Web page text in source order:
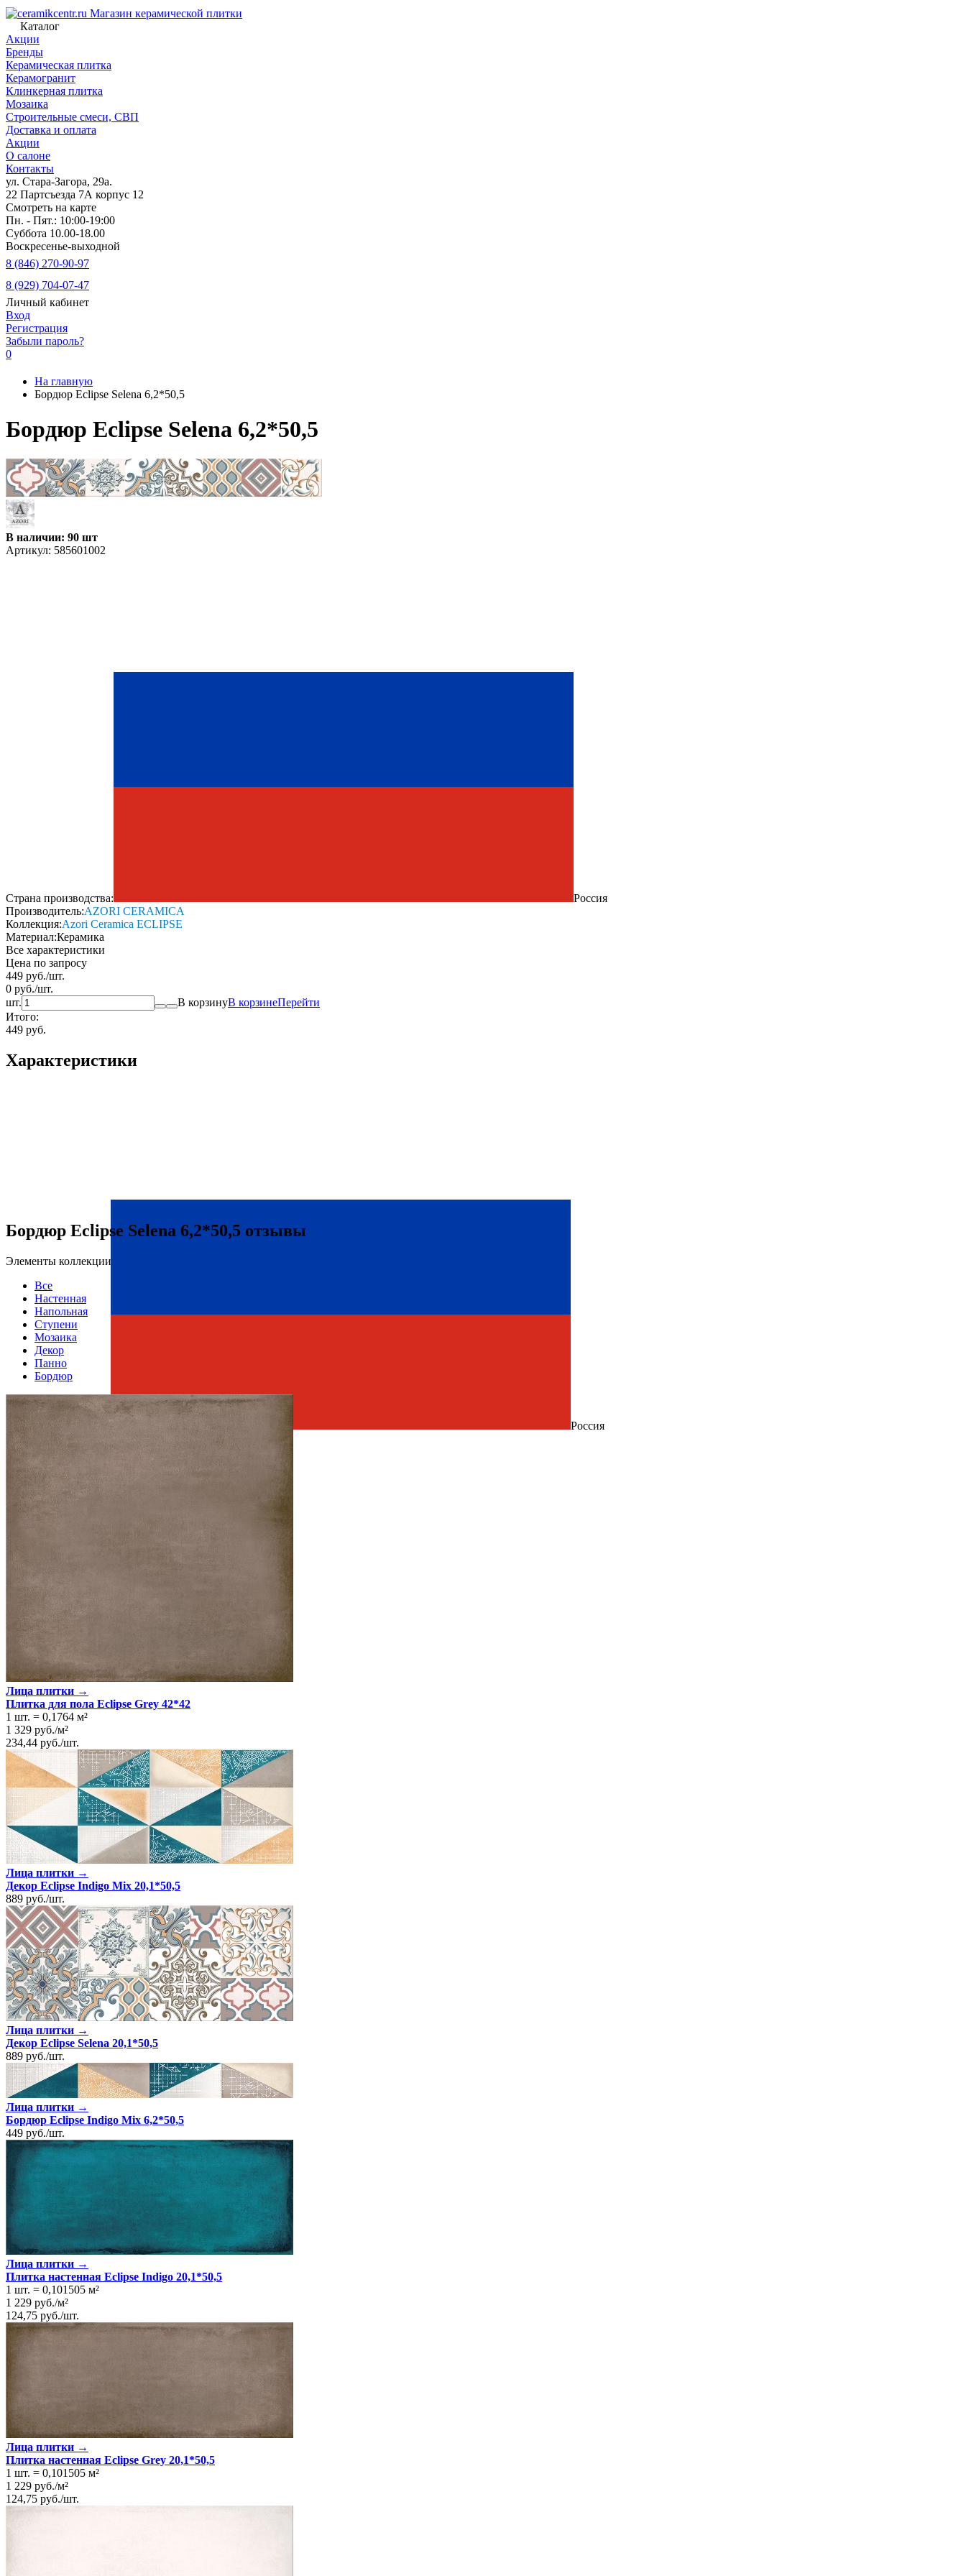
Магазин керамической плитки
Каталог
Акции
Бренды
Керамическая плитка
Керамогранит
Клинкерная плитка
Мозаика
Строительные смеси, СВП
Доставка и оплата
Акции
О салоне
Контакты
ул. Стара-Загора, 29а.
22 Партсъезда 7А корпус 12
Смотреть на карте
Пн. - Пят.: 10:00-19:00
Суббота 10.00-18.00
Воскресенье-выходной
8 (846) 270-90-97
8 (929) 704-07-47
Личный кабинет
Вход
Регистрация
Забыли пароль?
0
На главную
Бордюр Eclipse Selena 6,2*50,5
Бордюр Eclipse Selena 6,2*50,5
В наличии: 90 шт
Артикул: 585601002
Страна производства:
Россия
Производитель:AZORI CERAMICA
Коллекция:Azori Ceramica ECLIPSE
Материал:Керамика
Все характеристики
Цена по запросу
449 руб./шт.
0 руб./шт.
шт.
В корзинуВ корзинеПерейти
Итого:
449 руб.
Характеристики
Страна производства
Россия
Производитель
AZORI CERAMICA
Коллекция
Azori Ceramica ECLIPSE
Тип плитки Бордюр настенный
Размеры
Размеры6.2х50.5 см
Ширина
6.2 см
Длина
50.5 см
Ванная комната, Кухня
Материал
Керамика
Поверхность
Глянцевая/Полированная
Имитация поверхности
Бордюр Eclipse Selena 6,2*50,5 отзывы
Элементы коллекции
Все
Настенная
Напольная
Ступени
Мозаика
Декор
Панно
Бордюр
Лица плитки →
Плитка для пола Eclipse Grey 42*42
1 шт. = 0,1764 м²
1 329 руб./м²
234,44 руб./шт.
Лица плитки →
Декор Eclipse Indigo Mix 20,1*50,5
889 руб./шт.
Лица плитки →
Декор Eclipse Selena 20,1*50,5
889 руб./шт.
Лица плитки →
Бордюр Eclipse Indigo Mix 6,2*50,5
449 руб./шт.
Лица плитки →
Плитка настенная Eclipse Indigo 20,1*50,5
1 шт. = 0,101505 м²
1 229 руб./м²
124,75 руб./шт.
Лица плитки →
Плитка настенная Eclipse Grey 20,1*50,5
1 шт. = 0,101505 м²
1 229 руб./м²
124,75 руб./шт.